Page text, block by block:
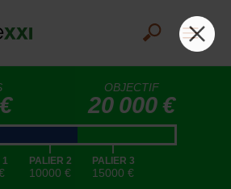
OBJECTIF
20 000 €
|
PALIER 2
10000 €
|
PALIER 3
15000 €